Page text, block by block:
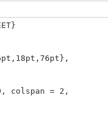
colspan = 2,